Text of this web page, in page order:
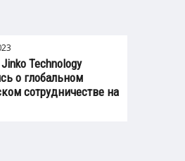
Technology
о глобальном
сотрудничестве на